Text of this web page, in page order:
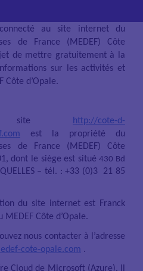
au site internet du
de France (MEDEF) Côte
de mettre gratuitement à la
sur les activités et
Côte d’Opale.
site http://cote-d-
est la propriété du
de France (MEDEF) Côte
dont le siège est situé430 Bd
– tél. : +33 (0)3 21 85
du site internet est Franck
MEDEF Côte d’Opale.
nous contacter à l’adresse
cote-opale.com .
Cloud de Microsoft (Azure). Il